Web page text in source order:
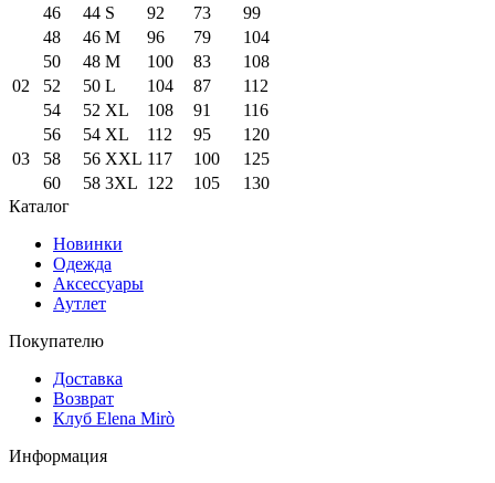
46
44 S 92 73
99
48
46 M 96 79
104
50
48 M 100 83
108
02
52 50 L 104 87
112
54
52 XL 108 91
116
56
54 XL 112 95
120
03
58 56 XXL 117 100
125
60
58 3XL 122 105
130
Каталог
Новинки
Одежда
Аксессуары
Аутлет
Покупателю
Доставка
Возврат
Клуб Elena Mirò
Информация